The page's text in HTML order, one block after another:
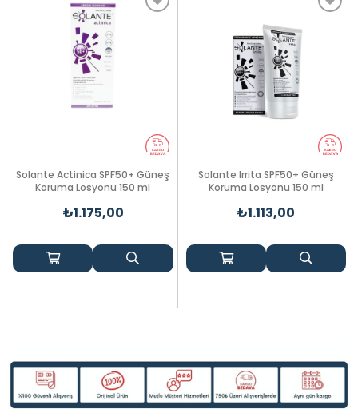
Solante Actinica SPF50+ Güneş
Koruma Losyonu 150 ml
₺1.175,00
Solante Irrita SPF50+ Güneş
Koruma Losyonu 150 ml
₺1.113,00